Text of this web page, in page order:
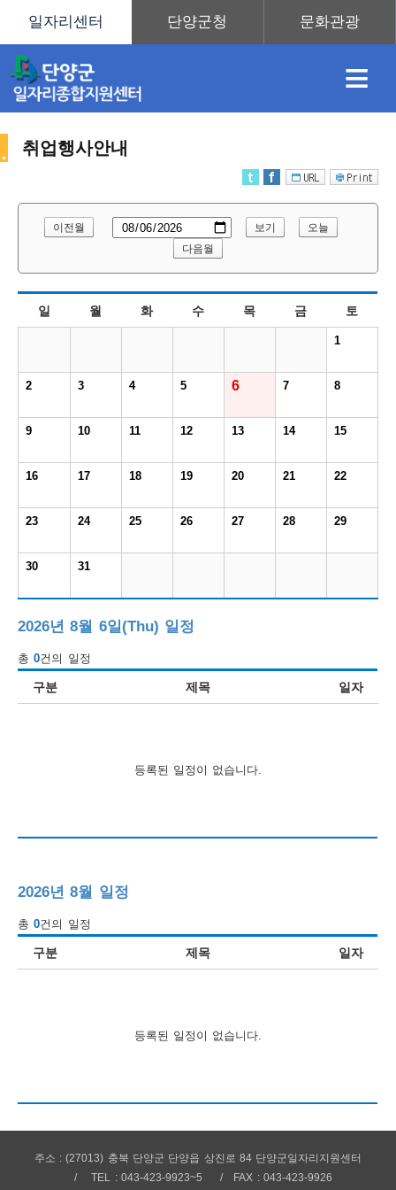
≡
정
보
정
보
훈
련
정
보
도
우
미
안
내
취업행사안내
이전월 보기
오늘
다음월
일 월 화 수 목 금 토
1
2 3 4 5 6 7 8
9 10 11 12 13 14 15
16 17 18 19 20 21 22
23 24 25 26 27 28 29
30 31
2026년 8월 6일(Thu) 일정
총0건의 일정
구분 제목 일자
등록된 일정이 없습니다.
2026년 8월 일정
총0건의 일정
구분 제목 일자
등록된 일정이 없습니다.
취
업
도
우
미
주소 : (27013) 충북 단양군 단양읍 상진로 84 단양군일자리지원센터
TEL : 043-423-9923~5
FAX : 043-423-9926